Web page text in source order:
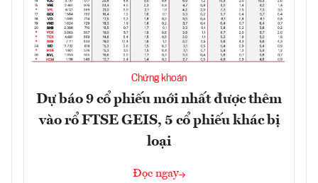
Chứng khoán
Dự báo 9 cổ phiếu mới nhất được thêm
vào rổ FTSE GEIS, 5 cổ phiếu khác bị
loại
Đọc ngay